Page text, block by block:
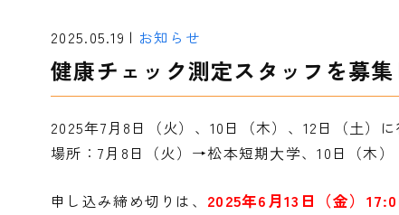
2025.05.19 | お知らせ
健康チェック測定スタッフを募
2025年7月8日（火）、10日（木）、12日（土）
場所：7月8日（火）→松本短期⼤学、10日（木
申し込み締め切りは、 2025年6月13日（金）